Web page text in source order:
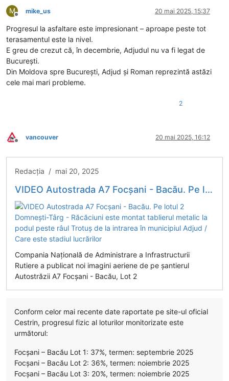
M
Deconectat
mike_us 20 mai 2025, 15:37
Progresul la asfaltare este impresionant – aproape peste tot
terasamentul este la nivel.
E greu de crezut că, în decembrie, Adjudul nu va fi legat de
București.
Din Moldova spre București, Adjud și Roman reprezintă astăzi
cele mai mari probleme.
2
Deconectat
vancouver 20 mai 2025, 16:12
Redacția / mai 20, 2025
VIDEO Autostrada A7 Focșani - Bacău. Pe lotul 2 Domnești-Târg - Răcăciuni este montat tablierul metalic la podul peste râul Trotuș de la intrarea în municipiul Adjud / Care este stadiul lucrărilor
Compania Națională de Administrare a Infrastructurii
Rutiere a publicat noi imagini aeriene de pe șantierul
Autostrăzii A7 Focșani - Bacău, Lot 2
Conform celor mai recente date raportate pe site-ul oficial
Cestrin, progresul fizic al loturilor monitorizate este
următorul:
Focșani – Bacău Lot 1: 37%, termen: septembrie 2025
Focșani – Bacău Lot 2: 36%, termen: noiembrie 2025
Focșani – Bacău Lot 3: 20%, termen: noiembrie 2025